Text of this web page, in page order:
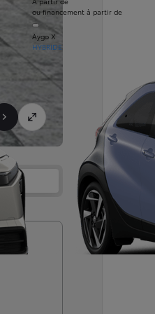
ou financement à partir de
Aygo X
HYBRIDE